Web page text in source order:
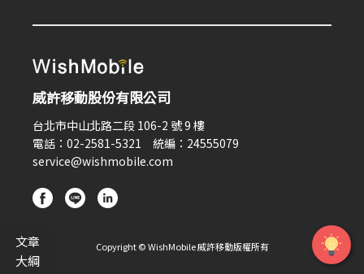
文章
大綱
威許移動股份有限公司
台北市中山北路二段 106-2 號 9 樓
電話：02-2581-5321 統編：24555079
service@wishmobile.com
Copyright © WishMobile 威許移動版權所有